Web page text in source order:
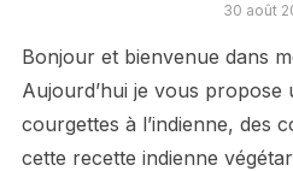
30 août
Bonjour et bienvenue dans
Aujourd’hui je vous propose
courgettes à l’indienne, des
cette recette indienne